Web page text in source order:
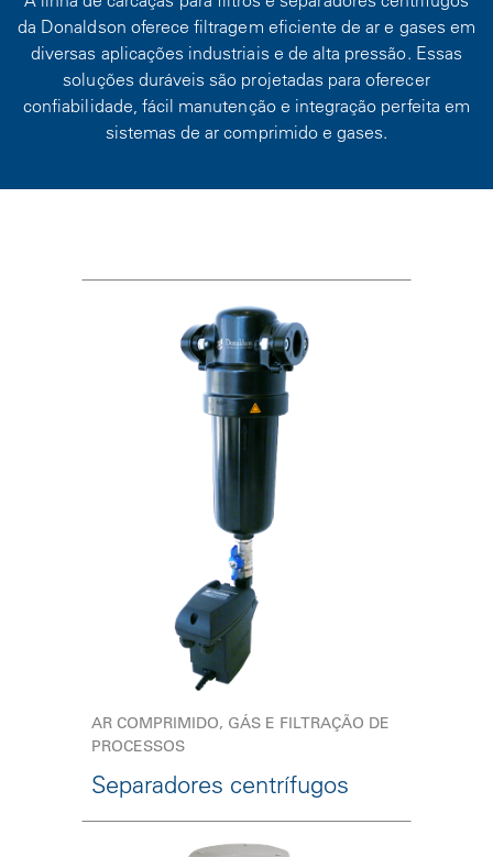
da Donaldson oferece filtragem eficiente de ar e gases em
diversas aplicações industriais e de alta pressão. Essas
soluções duráveis são projetadas para oferecer
confiabilidade, fácil manutenção e integração perfeita em
sistemas de ar comprimido e gases.
AR COMPRIMIDO, GÁS E FILTRAÇÃO DE
PROCESSOS
Separadores centrífugos